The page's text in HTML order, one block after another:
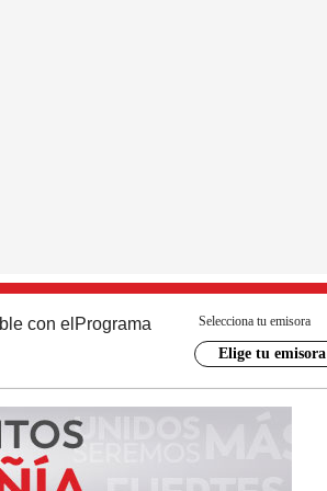
con el Programa Selecciona tu emisora
Elige tu emisora